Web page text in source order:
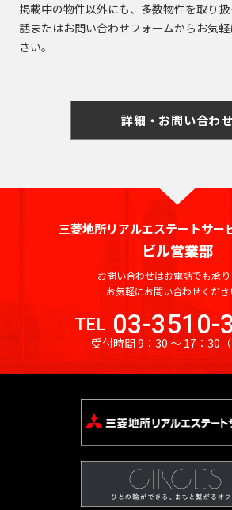
掲載中の物件以外にも、多数物件を取り
話またはお問い合わせフォームからお気
さい。
詳細・お問い合わせ
三菱地所リアルエステートサー
ビル営業部
お問い合わせはお電話でも承り
お気軽にお問い合わせくださ
TEL 03-3510-
受付時間 9：30 〜 17：30